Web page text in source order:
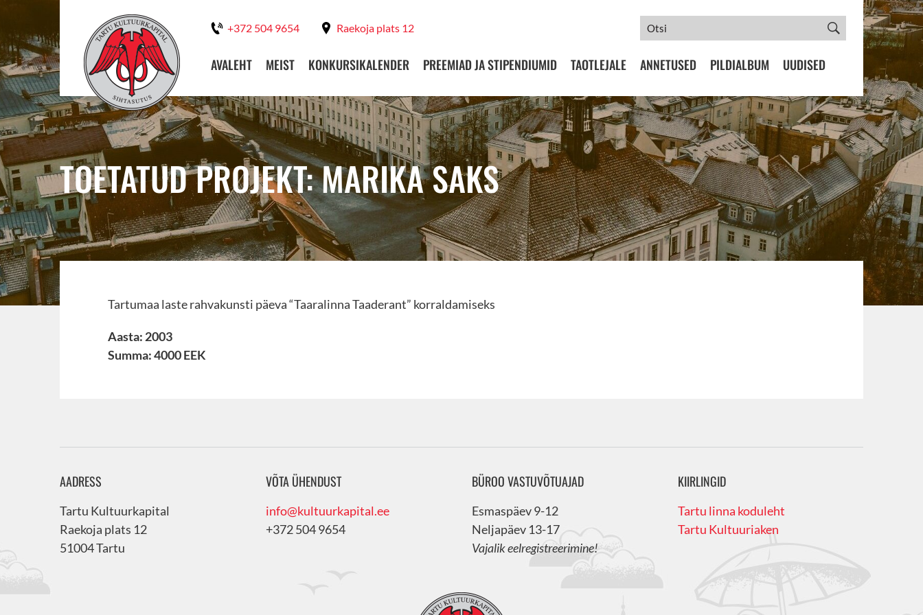
+372 504 9654 Raekoja plats 12
AVALEHT MEIST KONKURSIKALENDER PREEMIAD JA STIPENDIUMID TAOTLEJALE ANNETUSED PILDIALBUM UUDISED
TOETATUD PROJEKT: MARIKA SAKS
Tartumaa laste rahvakunsti päeva “Taaralinna Taaderant” korraldamiseks
Aasta: 2003
Summa: 4000 EEK
AADRESS
Tartu Kultuurkapital
Raekoja plats 12
51004 Tartu
VÕTA ÜHENDUST
info@kultuurkapital.ee
+372 504 9654
BÜROO VASTUVÕTUAJAD
Esmaspäev 9-12
Neljapäev 13-17
Vajalik eelregistreerimine!
KIIRLINGID
Tartu linna koduleht
Tartu Kultuuriaken